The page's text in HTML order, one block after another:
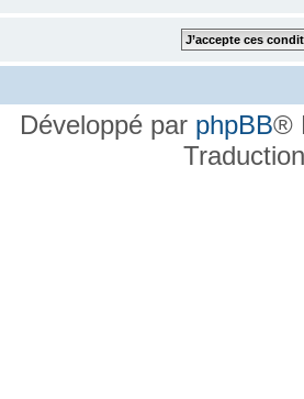
Développé par phpBB®